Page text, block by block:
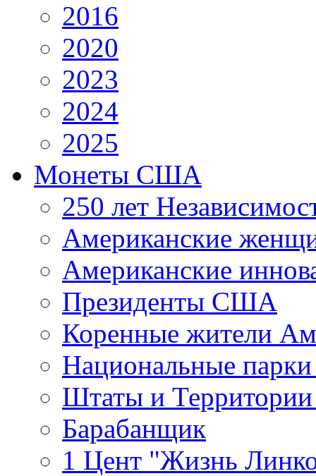
2016
2020
2023
2024
2025
Монеты США
250 лет
Американские
Американские
Президенты США
Коренные жители
Национальные
Штаты и
Барабанщик
1 Цент "Жизнь